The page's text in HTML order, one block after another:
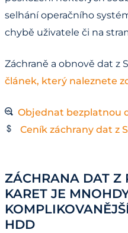
selhání operačního
chybě uživatele či na
Záchraně a obnově dat z
článek, který naleznete
Objednat bezplatnou
Ceník záchrany dat z
ZÁCHRANA DAT Z
KARET JE
HDD